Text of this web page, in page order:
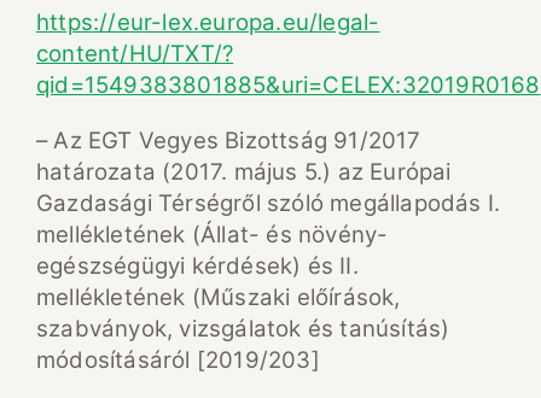
https://eur-lex.europa.eu/legal-
content/HU/TXT/?
qid=1549383801885&uri=CELEX:32019R0168
– Az EGT Vegyes Bizottság 91/2017
határozata (2017. május 5.) az Európai
Gazdasági Térségről szóló megállapodás I.
mellékletének (Állat- és növény-
egészségügyi kérdések) és II.
mellékletének (Műszaki előírások,
szabványok, vizsgálatok és tanúsítás)
módosításáról [2019/203]